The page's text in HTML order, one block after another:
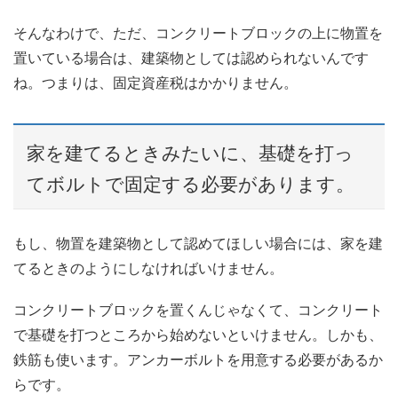
そんなわけで、ただ、コンクリートブロックの上に物置を
置いている場合は、建築物としては認められないんです
ね。つまりは、固定資産税はかかりません。
家を建てるときみたいに、基礎を打っ
てボルトで固定する必要があります。
もし、物置を建築物として認めてほしい場合には、家を建
てるときのようにしなければいけません。
コンクリートブロックを置くんじゃなくて、コンクリート
で基礎を打つところから始めないといけません。しかも、
鉄筋も使います。アンカーボルトを用意する必要があるか
らです。